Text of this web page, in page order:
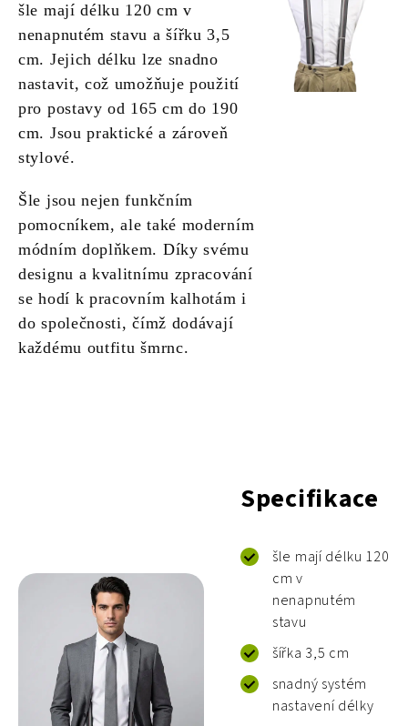
šle mají délku 120 cm v
nenapnutém stavu a šířku 3,5
cm. Jejich délku lze snadno
nastavit, což umožňuje použití
pro postavy od 165 cm do 190
cm. Jsou praktické a zároveň
stylové.
Šle jsou nejen funkčním
pomocníkem, ale také moderním
módním doplňkem. Díky svému
designu a kvalitnímu zpracování
se hodí k pracovním kalhotám i
do společnosti, čímž dodávají
každému outfitu šmrnc.
Specifikace
šle mají délku 120
cm v
nenapnutém
stavu
šířka 3,5 cm
snadný systém
nastavení délky